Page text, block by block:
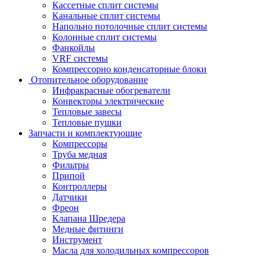
Кассетные сплит системы
Канальные сплит системы
Напольно потолочные сплит системы
Колонные сплит системы
Фанкойлы
VRF системы
Компрессорно конденсаторные блоки
Отопительное оборудование
Инфракрасные обогреватели
Конвекторы электрические
Тепловые завесы
Тепловые пушки
Запчасти и комплектующие
Компрессоры
Труба медная
Фильтры
Припой
Контроллеры
Датчики
Фреон
Клапана Шредера
Медные фитинги
Инструмент
Масла для холодильных компрессоров